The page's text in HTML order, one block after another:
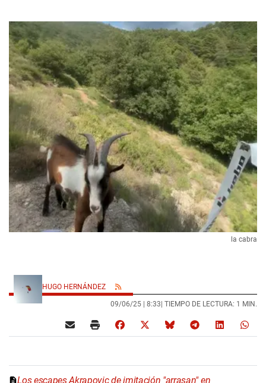
la cabra
HUGO HERNÁNDEZ
09/06/25 | 8:33| TIEMPO DE LECTURA: 1 MIN.
Los escapes Akrapovic de imitación "arrasan" en